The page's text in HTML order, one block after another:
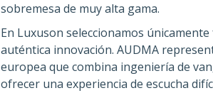
sobremesa de muy alta gama.
En Luxuson seleccionamos
auténtica innovación. AUDMA
europea que combina ingeniería de
ofrecer una experiencia de escucha